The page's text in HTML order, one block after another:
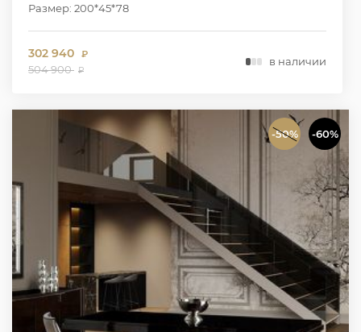
Размер: 200*45*78
302 940 ₽
504 900 ₽
в наличии
-50% -60%